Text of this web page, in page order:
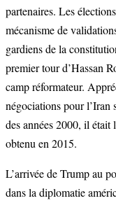
partenaires. Les
mécanisme de
gardiens de la
premier tour d’Hassan
camp réformateur.
négociations pour l’Iran
des années 2000, il
obtenu en 2015.
L’arrivée de Trump au
dans la diplomatie